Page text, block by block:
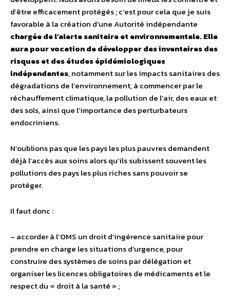
d’être efficacement protégés ; c’est pour cela que je suis
favorable à la création d’une Autorité indépendante
chargée de l’alerte sanitaire et environnementale. Elle
aura pour vocation de développer des inventaires des
risques et des études épidémiologiques
indépendantes, notamment sur les impacts sanitaires des
dégradations de l’environnement, à commencer par le
réchauffement climatique, la pollution de l’air, des eaux et
des sols, ainsi que l’importance des perturbateurs
endocriniens.
N’oublions pas que les pays les plus pauvres demandent
déjà l’accès aux soins alors qu’ils subissent souvent les
pollutions des pays les plus riches sans pouvoir se
protéger.
Il faut donc :
– accorder à l’OMS un droit d’ingérence sanitaire pour
prendre en charge les situations d’urgence, pour
construire des systèmes de soins par délégation et
organiser les licences obligatoires de médicaments et le
respect du « droit à la santé » ;